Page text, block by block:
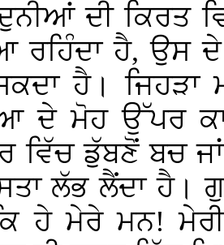
ਦੀ ਕਿਰਤ
ਰਹਿੰਦਾ ਹੈ, ਉਸ
ਹੈ।
ਦੇ ਮੋਹ ਉੱਪਰ
ਵਿੱਚ ਡੁੱਬਣੋਂ ਬਚ
ਲੱਭ ਲੈਂਦਾ ਹੈ।
ਹੇ ਮੇਰੇ ਮਨ!